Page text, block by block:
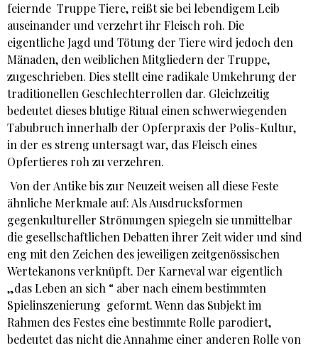
feiernde Truppe Tiere, reißt sie bei lebendigem Leib
auseinander und verzehrt ihr Fleisch roh. Die
eigentliche Jagd und Tötung der Tiere wird jedoch den
Mänaden, den weiblichen Mitgliedern der Truppe,
zugeschrieben. Dies stellt eine radikale Umkehrung der
traditionellen Geschlechterrollen dar. Gleichzeitig
bedeutet dieses blutige Ritual einen schwerwiegenden
Tabubruch innerhalb der Opferpraxis der Polis-Kultur,
in der es streng untersagt war, das Fleisch eines
Opfertieres roh zu verzehren.
Von der Antike bis zur Neuzeit weisen all diese Feste
ähnliche Merkmale auf: Als Ausdrucksformen
gegenkultureller Strömungen spiegeln sie unmittelbar
die gesellschaftlichen Debatten ihrer Zeit wider und sind
eng mit den Zeichen des jeweiligen zeitgenössischen
Wertekanons verknüpft. Der Karneval war eigentlich
„das Leben an sich “ aber nach einem bestimmten
Spielinszenierung geformt. Wenn das Subjekt im
Rahmen des Festes eine bestimmte Rolle parodiert,
bedeutet das nicht die Annahme einer anderen Rolle von